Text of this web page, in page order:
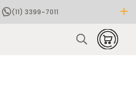
(11) 3399-7011